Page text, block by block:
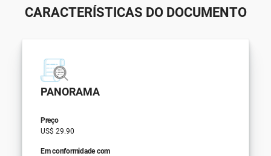
CARACTERÍSTICAS DO DOCUMENTO
PANORAMA
Preço
US$ 29.90
Em conformidade com